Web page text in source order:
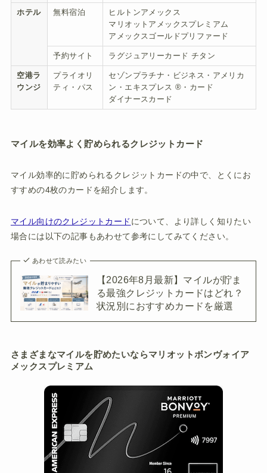
ホテル 無料宿泊
ヒルトンアメックス
マリオットアメックスプレミアム
アメックスゴールドプリファード
予約サイト ラグジュアリーカード チタン
空港ラ
ウンジ
プライオリ
ティ・パス
セゾンプラチナ・ビジネス・アメリカ
ン・エキスプレス ®・カード
ダイナースカード
マイルを効率よく貯められるクレジットカード
マイル効率的に貯められるクレジットカードの中で、とくにお
すすめの4枚のカードを紹介します。
マイル向けのクレジットカード について、より詳しく知りたい
場合には以下の記事もあわせて参考にしてみてください。
あわせて読みたい
【2026年8月最新】マイルが貯ま
る最強クレジットカードはどれ？
状況別におすすめカードを厳選
さまざまなマイルを貯めたいならマリオットボンヴォイア
メックスプレミアム